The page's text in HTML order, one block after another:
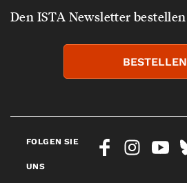
Den ISTA Newsletter bestellen
BESTELLEN
FOLGEN SIE
UNS